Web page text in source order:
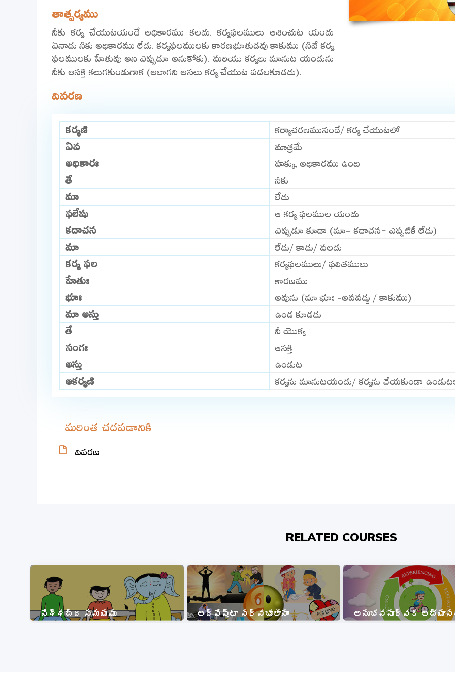
తాత్పర్యము
నీకు కర్మ చేయుటయందే అధికారము కలదు. కర్మఫలములు ఆశించుట యందు
ఏనాడు నీకు అధికారము లేదు. కర్మఫలములకు కారణభూతుడవు కాకుము (నీవే కర్మ
ఫలములకు హేతువు అని ఎప్పుడూ అనుకోకు). మరియు కర్మలు మానుట యందును
నీకు ఆసక్తి కలుగకుండుగాక (అలాగని అసలు కర్మ చేయుట వదలకూడదు).
వివరణ
కర్మణి కర్మాచరణమునందే/ కర్మ చేయుటలో
ఏవ మాత్రమే
అధికారః హక్కు, అధికారము ఉంది
తే నీకు
మా లేదు
ఫలేషు ఆ కర్మ ఫలముల యందు
కదాచన ఎప్పుడూ కూడా (మా+ కదాచన= ఎప్పటికీ లేదు)
మా లేదు/ కాదు/ వలదు
కర్మ ఫల కర్మఫలములు/ ఫలితములు
హేతుః కారణము
భూః అవును (మా భూః -అవవద్దు / కాకుము)
మా అస్తు ఉండ కూడదు
తే నీ యొక్క
సంగః ఆసక్తి
అస్తు ఉండుట
ఆకర్మణి కర్మను మానుటయందు/ కర్మను చేయకుండా
మరింత చదవడానికి
వివరణ
RELATED COURSES
నిశ్శబ్ద సమయము అద్వేష్టా సర్వభూతానాం అనుభవపూర్వక